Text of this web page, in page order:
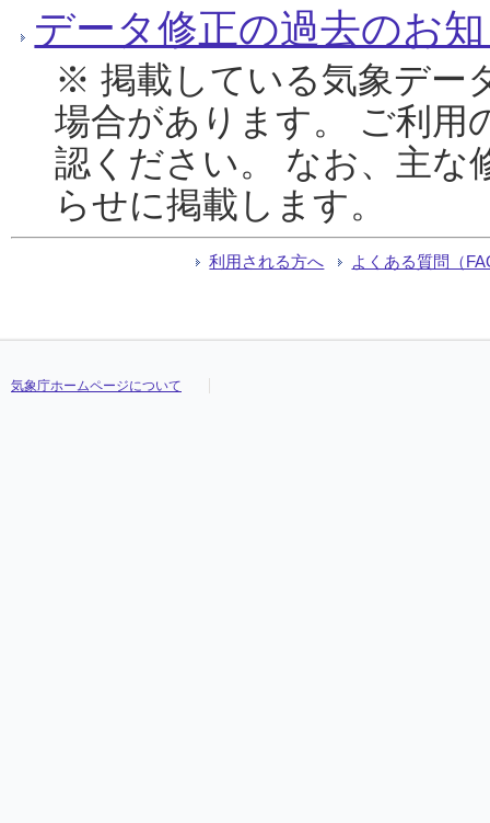
データ修正の過去のお
※ 掲載している気象デー
場合があります。 ご利用
認ください。 なお、主な
らせに掲載します。
利用される方へ よくある質問（
気象庁ホームページについて